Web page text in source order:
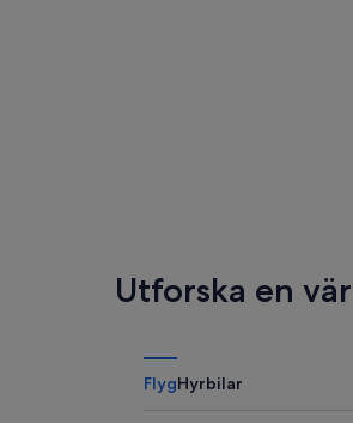
Utforska en
FlygHyrbilar